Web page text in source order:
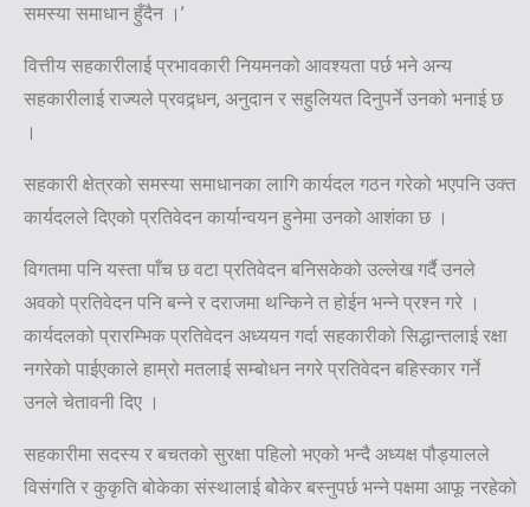
समस्या समाधान हुँदैन ।’
वित्तीय सहकारीलाई प्रभावकारी नियमनको आवश्यता पर्छ भने अन्य
सहकारीलाई राज्यले प्रवद्र्धन, अनुदान र सहुलियत दिनुपर्ने उनको भनाई छ
।
सहकारी क्षेत्रको समस्या समाधानका लागि कार्यदल गठन गरेको भएपनि उक्त
कार्यदलले दिएको प्रतिवेदन कार्यान्वयन हुनेमा उनको आशंका छ ।
विगतमा पनि यस्ता पाँच छ वटा प्रतिवेदन बनिसकेको उल्लेख गर्दै उनले
अवको प्रतिवेदन पनि बन्ने र दराजमा थन्किने त होईन भन्ने प्रश्न गरे ।
कार्यदलको प्रारम्भिक प्रतिवेदन अध्ययन गर्दा सहकारीको सिद्धान्तलाई रक्षा
नगरेको पाईएकाले हाम्रो मतलाई सम्बोधन नगरे प्रतिवेदन बहिस्कार गर्ने
उनले चेतावनी दिए ।
सहकारीमा सदस्य र बचतको सुरक्षा पहिलो भएको भन्दै अध्यक्ष पौड्यालले
विसंगति र कुकृति बोकेका संस्थालाई बोेकेर बस्नुपर्छ भन्ने पक्षमा आफू नरहेको